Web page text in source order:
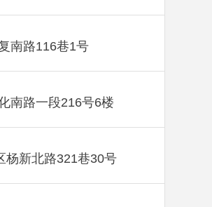
南路116巷1号
南路一段216号6楼
杨新北路321巷30号